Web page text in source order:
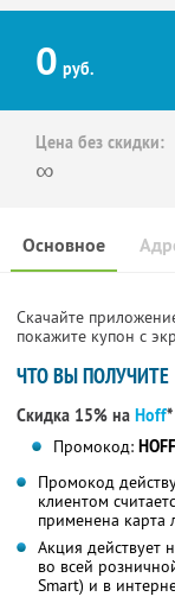
0 руб.
Цена без скидки:
∞
Основное
Скачайте
покажите купон с
ЧТО ВЫ ПОЛУЧИТЕ
Скидка 15% на Hoff*
Промокод:
Промокод
клиентом
применена карта
Акция действует
во всей
Smart) и в